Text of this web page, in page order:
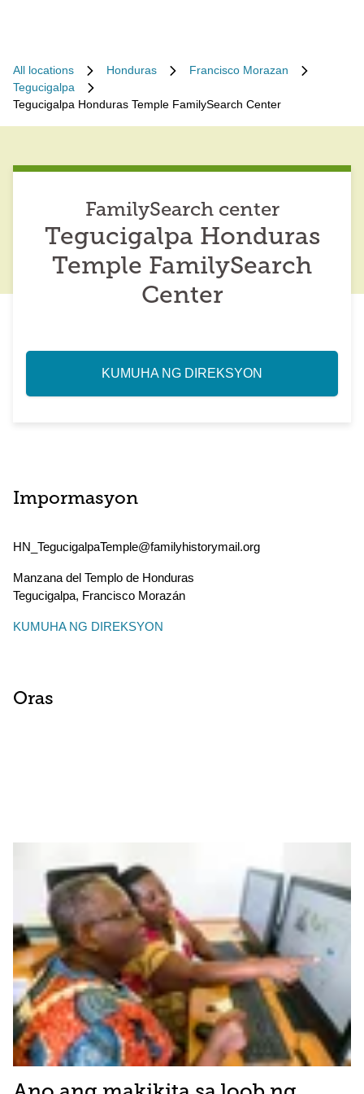
All locations Honduras
Francisco Morazan
Tegucigalpa
Tegucigalpa Honduras Temple FamilySearch Center
FamilySearch center
Tegucigalpa Honduras
Temple FamilySearch
Center
KUMUHA NG DIREKSYON
Impormasyon
HN_TegucigalpaTemple@familyhistorymail.org
Manzana del Templo de Honduras
Tegucigalpa, Francisco Morazán
KUMUHA NG DIREKSYON
Oras